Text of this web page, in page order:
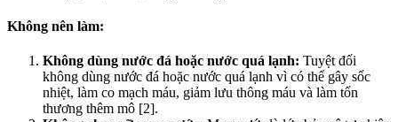
Không nên làm:
Không dùng nước đá hoặc nước quá lạnh: Tuyệt đối
không dùng nước đá hoặc nước quá lạnh vì có thể gây sốc
nhiệt, làm co mạch máu, giảm lưu thông máu và làm tổn
thương thêm mô [2].